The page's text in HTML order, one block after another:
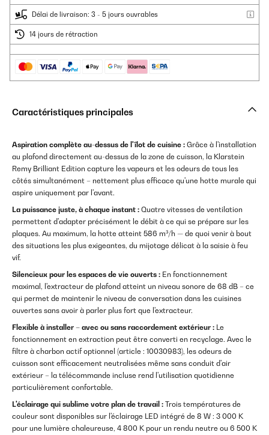
Délai de livraison: 3 - 5 jours ouvrables
14 jours de rétraction
Caractéristiques principales
Aspiration complète au-dessus de l'îlot de cuisine : Grâce à l'installation
au plafond directement au-dessus de la zone de cuisson, la Klarstein
Remy Brilliant Edition capture les vapeurs et les odeurs de tous les
côtés simultanément – nettement plus efficace qu'une hotte murale qui
aspire uniquement par l'avant.
La puissance juste, à chaque instant : Quatre vitesses de ventilation
permettent d'adapter précisément le débit à ce qui se prépare sur les
plaques. Au maximum, la hotte atteint 586 m³/h — de quoi venir à bout
des situations les plus exigeantes, du mijotage délicat à la saisie à feu
vif.
Silencieux pour les espaces de vie ouverts : En fonctionnement
maximal, l'extracteur de plafond atteint un niveau sonore de 68 dB – ce
qui permet de maintenir le niveau de conversation dans les cuisines
ouvertes sans avoir à parler plus fort que l'extracteur.
Flexible à installer – avec ou sans raccordement extérieur : Le
fonctionnement en extraction peut être converti en recyclage. Avec le
filtre à charbon actif optionnel (article : 10030983), les odeurs de
cuisson sont efficacement neutralisées même sans conduit d'air
extérieur – la télécommande incluse rend l'utilisation quotidienne
particulièrement confortable.
L'éclairage qui sublime votre plan de travail : Trois températures de
couleur sont disponibles sur l'éclairage LED intégré de 8 W : 3 000 K
pour une lumière chaleureuse, 4 800 K pour un rendu neutre ou 6 500 K